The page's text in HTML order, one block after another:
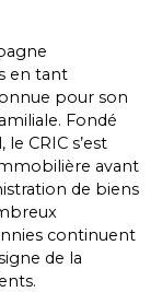
en tant
pour son
Fondé
CRIC s’est
avant
de biens
continuent
de la